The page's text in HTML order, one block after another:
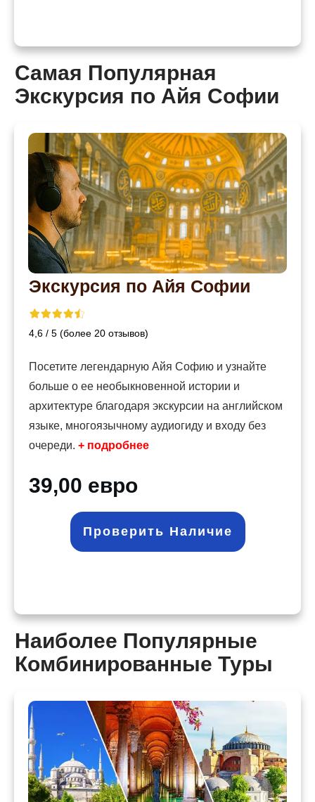
Самая Популярная
Экскурсия по Айя Софии
Экскурсия по Айя Софии
4,6 / 5 (более 20 отзывов)
Посетите легендарную Айя Софию и узнайте
больше о ее необыкновенной истории и
архитектуре благодаря экскурсии на английском
языке, многоязычному аудиогиду и входу без
очереди. + подробнее
39,00 евро
Проверить Наличие
Наиболее Популярные
Комбинированные Туры